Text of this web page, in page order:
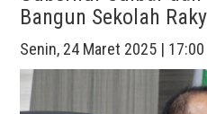
Bangun Sekolah
Senin, 24 Maret 2025 | 17:00